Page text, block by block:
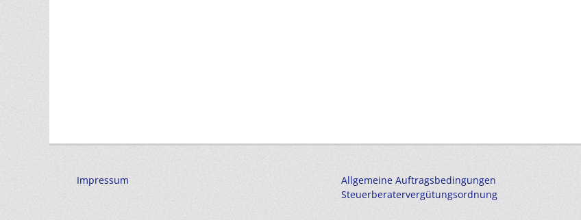
Impressum
Allgemeine Auftragsbedingungen
Steuerberatervergütungsordnung